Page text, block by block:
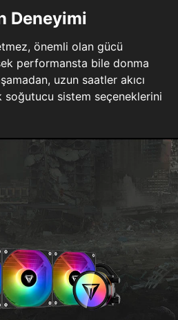
Deneyimi
önemli olan gücü
performansta bile donma
uzun saatler akıcı
soğutucu sistem seçeneklerini